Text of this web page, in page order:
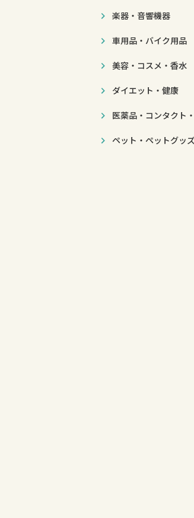
楽器・音響機器
車用品・バイク用品
美容・コスメ・香水
ダイエット・健康
医薬品・コンタクト
ペット・ペットグッ